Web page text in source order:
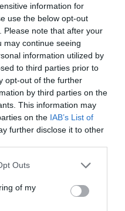
information for
use the below opt-out
Please note that after your
may continue seeing
information utilized by
to third parties prior to
opt-out of the further
by third parties on the
This information may
on the IAB’s List of
further disclose it to other
Outs
of my